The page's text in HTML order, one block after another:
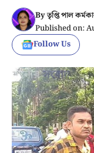
Byতৃপ্তি পাল
Published on:
Follow Us